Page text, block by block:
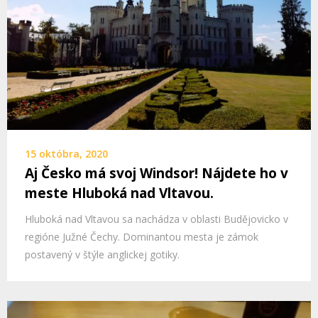
15 októbra, 2020
Aj Česko má svoj Windsor! Nájdete ho v
meste Hluboká nad Vltavou.
Hluboká nad Vltavou sa nachádza v oblasti Budějovicko v
regióne Južné Čechy. Dominantou mesta je zámok
postavený v štýle anglickej gotiky.